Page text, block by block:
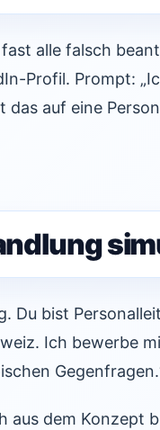
alle falsch
Profil. Prompt:
auf eine
Du bist
Ich bewerbe
aus dem Konzept